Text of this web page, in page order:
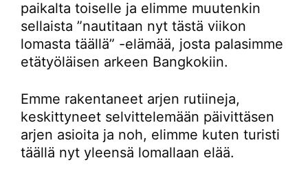
paikalta toiselle ja elimme muutenkin
sellaista ”nautitaan nyt tästä viikon
lomasta täällä” -elämää, josta palasimme
etätyöläisen arkeen Bangkokiin.
Emme rakentaneet arjen rutiineja,
keskittyneet selvittelemään päivittäsen
arjen asioita ja noh, elimme kuten turisti
täällä nyt yleensä lomallaan elää.